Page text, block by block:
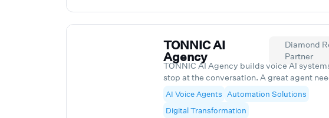
letting you focus on strategic growth. With
you're not just getting AI tools - you're
path to scale your agency with systems
work.
TONNIC AI
Agency
Diamond
Partner
TONNIC AI Agency builds voice AI
stop at the conversation. A great agent
conversation design, but it also needs the
flowing before, during, and after every call:
caller context from your CRM, making real-
AI Voice Agents Automation Solutions
Digital Transformation